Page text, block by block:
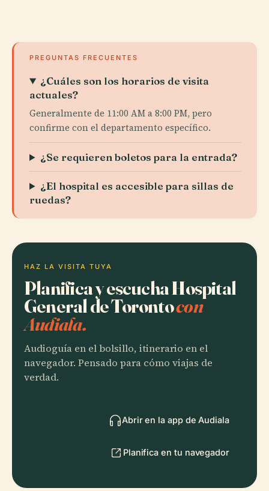
PREGUNTAS FRECUENTES
¿Cuáles son los horarios de visita
actuales?
Generalmente de 11:00 AM a 8:00 PM, pero
confirme con el departamento específico.
¿Se requieren boletos para la entrada?
¿El hospital es accesible para sillas de
ruedas?
HAZ LA VISITA TUYA
Planifica y escucha Hospital
General de Torontocon
Audiala.
Audioguía en el bolsillo, itinerario en el
navegador. Pensado para cómo viajas de
verdad.
Abrir en la app de Audiala
Planifica en tu navegador